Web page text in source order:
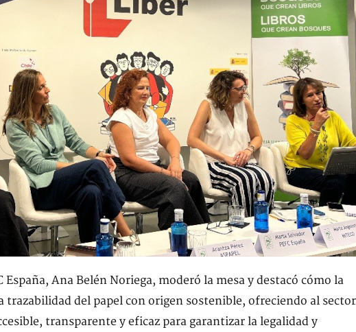
España, Ana Belén Noriega, moderó la mesa y destacó cómo la
trazabilidad del papel con origen sostenible, ofreciendo al sector
transparente y eficaz para garantizar la legalidad y